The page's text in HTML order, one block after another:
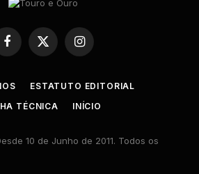
Facebook
X
(Twitter)
Instagram
ESTATUTO EDITORIAL
TÉCNICA
INÍCIO
10 de Junho de 2011. Todos os